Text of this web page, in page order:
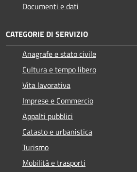
Documenti e dati
CATEGORIE DI SERVIZIO
Anagrafe e stato civile
Cultura e tempo libero
Vita lavorativa
Imprese e Commercio
Appalti pubblici
Catasto e urbanistica
Turismo
Mobilità e trasporti